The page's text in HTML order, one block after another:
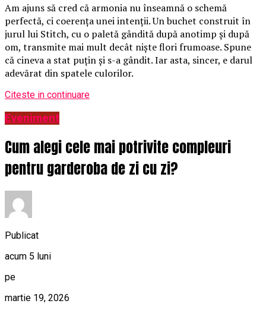
Am ajuns să cred că armonia nu înseamnă o schemă
perfectă, ci coerența unei intenții. Un buchet construit în
jurul lui Stitch, cu o paletă gândită după anotimp și după
om, transmite mai mult decât niște flori frumoase. Spune
că cineva a stat puțin și s-a gândit. Iar asta, sincer, e darul
adevărat din spatele culorilor.
Citeste in continuare
Eveniment
Cum alegi cele mai potrivite compleuri
pentru garderoba de zi cu zi?
Publicat
acum 5 luni
pe
martie 19, 2026